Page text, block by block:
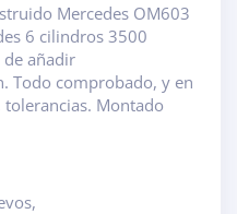
Mercedes OM603
6 cilindros 3500
añadir
Todo comprobado, y en
Montado